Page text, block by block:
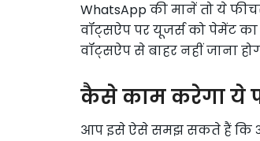
WhatsApp की मानें तो ये
वॉट्सऐप पर यूजर्स को पेमेंट
वॉट्सऐप से बाहर नहीं जाना
कैसे काम करेगा ये
आप इसे ऐसे समझ सकते हैं कि